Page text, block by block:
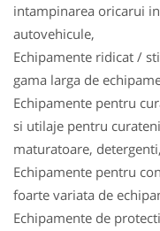
intampinarea oricarui
autovehicule,
Echipamente ridicat /
gama larga de
Echipamente pentru
si utilaje pentru
maturatoare,
Echipamente pentru
foarte variata de
Echipamente de